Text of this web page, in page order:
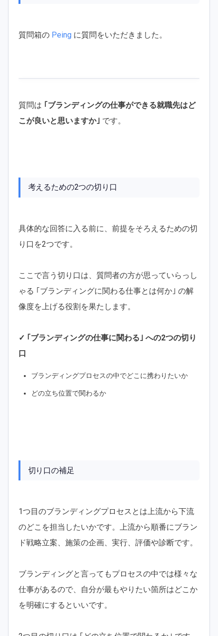
質問箱の Peing に質問をいただきました。
質問は ｢ブランディングの仕事ができる就職先はど
こが良いと思いますか｣ です。
考えるための2つの切り口
具体的な回答に入る前に、前提をそろえるための切
り口を2つです。
ここで言う切り口は、質問者の方が思っていらっし
ゃる ｢ブランディングに関わる仕事とは何か｣ の解
像度を上げる役割を果たします。
✓ ｢ブランディングの仕事に関わる｣ への2つの切り
口
ブランディングプロセスの中でどこに携わりたいか
どの立ち位置で関わるか
切り口の補足
1つ目のブランディングプロセスとは上流から下流
のどこを担当したいかです。上流から順番にブラン
ド戦略立案、施策の企画、実行、評価や診断です。
ブランディングと言ってもプロセスの中では様々な
仕事があるので、自分が最もやりたい箇所はどこか
を明確にするといいです。